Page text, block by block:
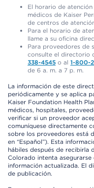
El horario de
médicos de Kaiser
de centros de
Para el horario de
llame a su oficina
Para proveedores de
consulte el directorio
338-4545 o al 1-800-
de 6 a. m. a 7 p. m.
La información de este
periódicamente y se aplica
Kaiser Foundation Health
médicos, hospitales,
verificar si un proveedor
comuníquese directamente
sobre los proveedores está
en “Español”). Esta
hábiles después de recibirla
Colorado intenta
información actualizada. El
de publicación.